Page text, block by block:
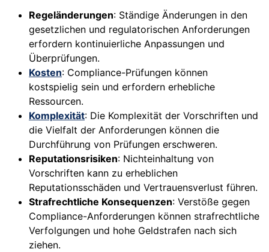
Regeländerungen: Ständige Änderungen in den
gesetzlichen und regulatorischen Anforderungen
erfordern kontinuierliche Anpassungen und
Überprüfungen.
Kosten: Compliance-Prüfungen können
kostspielig sein und erfordern erhebliche
Ressourcen.
Komplexität: Die Komplexität der Vorschriften und
die Vielfalt der Anforderungen können die
Durchführung von Prüfungen erschweren.
Reputationsrisiken: Nichteinhaltung von
Vorschriften kann zu erheblichen
Reputationsschäden und Vertrauensverlust führen.
Strafrechtliche Konsequenzen: Verstöße gegen
Compliance-Anforderungen können strafrechtliche
Verfolgungen und hohe Geldstrafen nach sich
ziehen.